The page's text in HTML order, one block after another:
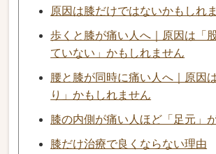
原因は膝だけではないかもしれ
歩くと膝が痛い人へ｜原因は「
ていない」かもしれません
腰と膝が同時に痛い人へ｜原因
り」かもしれません
膝の内側が痛い人ほど「足元」
膝だけ治療で良くならない理由